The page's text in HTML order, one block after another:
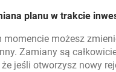
planu w trakcie
momencie możesz
Zamiany są
że jeśli otworzysz nowy